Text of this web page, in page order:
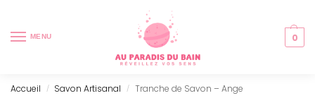
MENU 0
Accueil / Savon Artisanal / Tranche de Savon – Ange